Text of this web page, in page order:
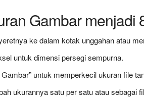
Gambar menjadi
ke dalam kotak unggahan atau
untuk dimensi persegi sempurna.
untuk memperkecil ukuran file
ukurannya satu per satu atau sebagai